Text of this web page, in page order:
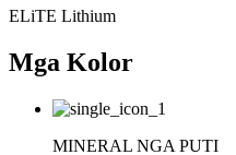
ELiTE Lithium
Mga Kolor
MINERAL NGA PUTI